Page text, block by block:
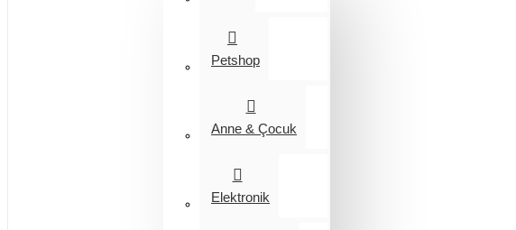
Petshop
Anne & Çocuk
Elektronik